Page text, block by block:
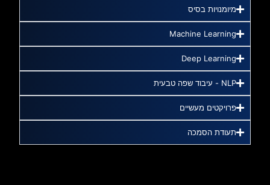
מיומנויות בסיס
Machine Learning
Deep Learning
NLP - עיבוד שפה טבעית
פרויקטים מעשיים
תעודת הסמכה